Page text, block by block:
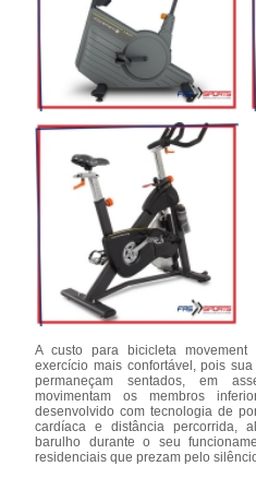
A custo para bicicleta
exercício mais confortável, pois
permaneçam sentados, em
movimentam os membros
desenvolvido com tecnologia de
cardíaca e distância percorrida,
barulho durante o seu
residenciais que prezam pelo